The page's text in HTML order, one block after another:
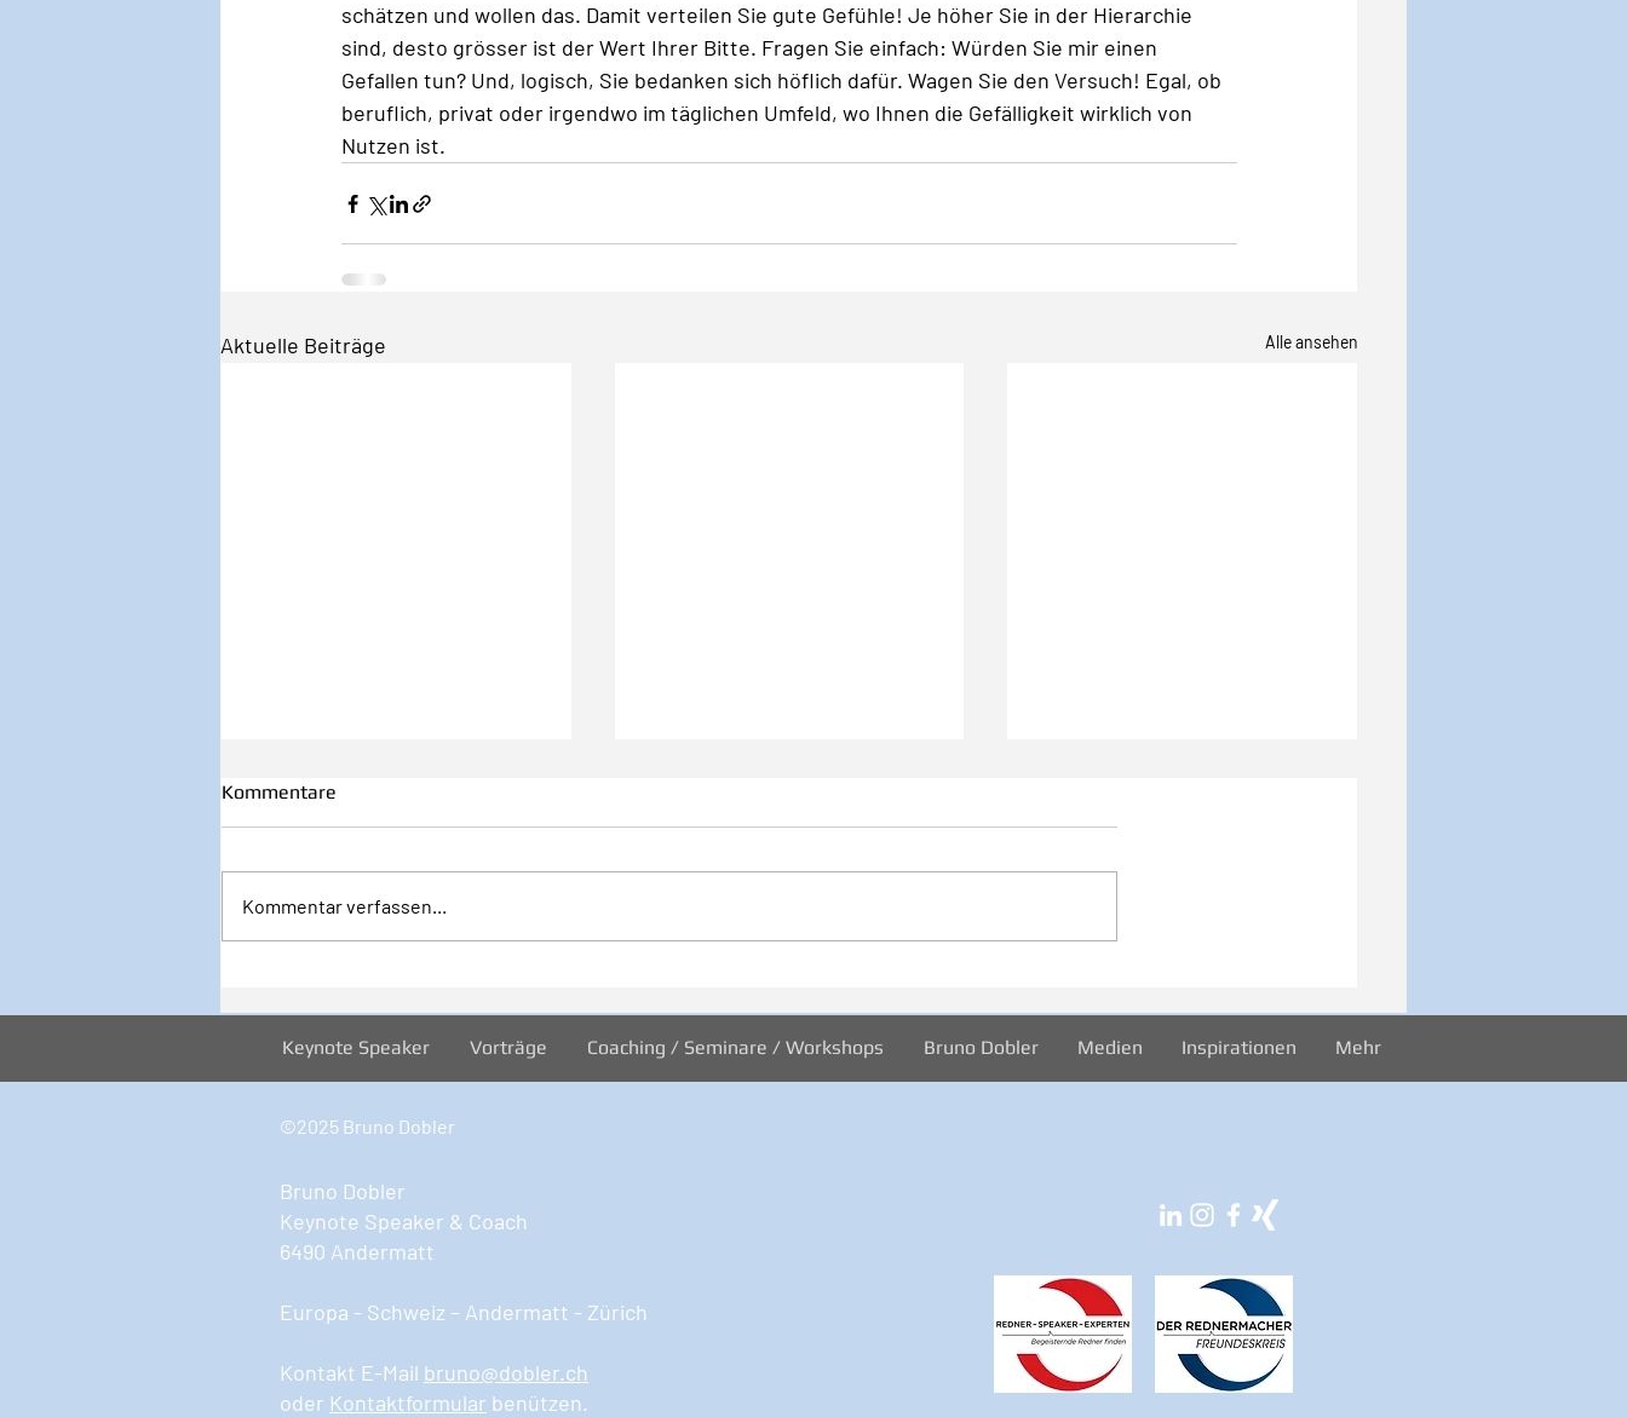
Wirken, Wirkung Keynote Risiko Glück Mut Change
schätzen und wollen das. Damit verteilen Sie gute Gefühle! Je höher Sie in der Hierarchie
sind, desto grösser ist der Wert Ihrer Bitte. Fragen Sie einfach: Würden Sie mir einen
Gefallen tun? Und, logisch, Sie bedanken sich höflich dafür. Wagen Sie den Versuch! Egal, ob
beruflich, privat oder irgendwo im täglichen Umfeld, wo Ihnen die Gefälligkeit wirklich von
Nutzen ist.
Aktuelle Beiträge Alle ansehen
Kommentare
Kommentar verfassen...
Keynote Speaker Vorträge Coaching / Seminare / Workshops Bruno Dobler Medien Inspirationen Mehr
©2025 Bruno Dobler
Bruno Dobler
Keynote Speaker & Coach
6490 Andermatt
Europa - Schweiz – Andermatt - Zürich
Kontakt E-Mail bruno@dobler.ch
oder Kontaktformular benützen.